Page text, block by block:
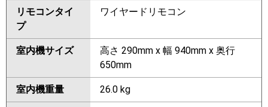
リモコンタイ
プ
ワイヤードリモコン
室内機サイズ
高さ 290mm x 幅 940mm x 奥行
650mm
室内機重量 26.0 kg